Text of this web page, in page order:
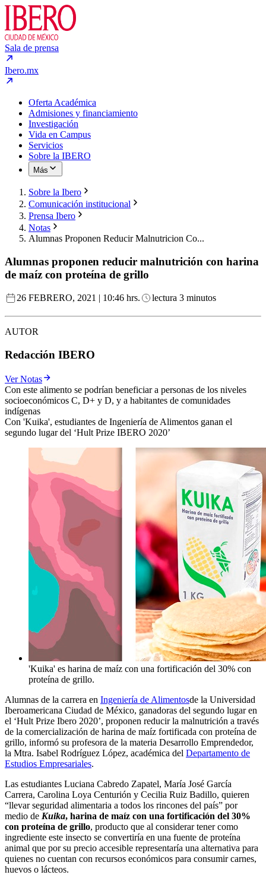
Sala de prensa
Ibero.mx
Oferta Académica
Admisiones y financiamiento
Investigación
Vida en Campus
Servicios
Sobre la IBERO
Más
Sobre la Ibero
Comunicación institucional
Prensa Ibero
Notas
Alumnas Proponen Reducir Malnutricion Co...
Alumnas proponen reducir malnutrición con harina
de maíz con proteína de grillo
26 FEBRERO, 2021 | 10:46 hrs. lectura 3 minutos
AUTOR
Redacción IBERO
Ver Notas
Con este alimento se podrían beneficiar a personas de los niveles
socioeconómicos C, D+ y D, y a habitantes de comunidades
indígenas
Con 'Kuika', estudiantes de Ingeniería de Alimentos ganan el
segundo lugar del ‘Hult Prize IBERO 2020’
'Kuika' es harina de maíz con una fortificación del 30% con
proteína de grillo.
Alumnas de la carrera en Ingeniería de Alimentosde la Universidad
Iberoamericana Ciudad de México, ganadoras del segundo lugar en
el ‘Hult Prize Ibero 2020’, proponen reducir la malnutrición a través
de la comercialización de harina de maíz fortificada con proteína de
grillo, informó su profesora de la materia Desarrollo Emprendedor,
la Mtra. Isabel Rodríguez López, académica del Departamento de
Estudios Empresariales.
Las estudiantes Luciana Cabredo Zapatel, María José García
Carrera, Carolina Loya Centurión y Cecilia Ruiz Badillo, quieren
“llevar seguridad alimentaria a todos los rincones del país” por
medio de Kuika, harina de maíz con una fortificación del 30%
con proteína de grillo, producto que al considerar tener como
ingrediente este insecto se convertiría en una fuente de proteína
animal que por su precio accesible representaría una alternativa para
quienes no cuentan con recursos económicos para consumir carnes,
huevos o lácteos.